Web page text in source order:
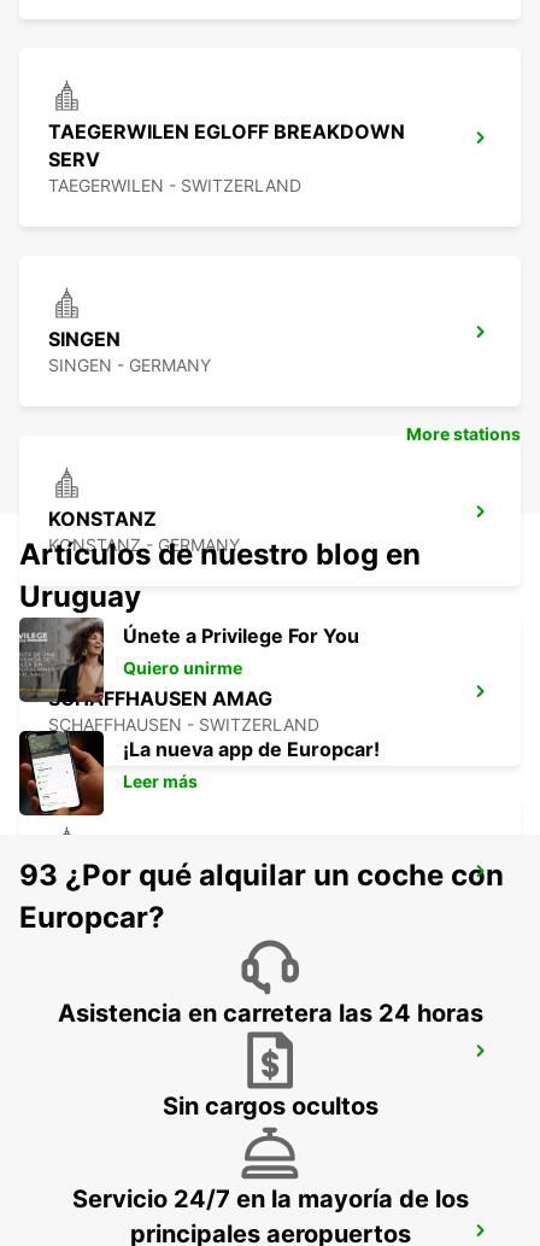
TAEGERWILEN EGLOFF BREAKDOWN
SERV
TAEGERWILEN - SWITZERLAND
SINGEN
SINGEN - GERMANY
KONSTANZ
KONSTANZ - GERMANY
SCHAFFHAUSEN AMAG
SCHAFFHAUSEN - SWITZERLAND
USTER AMAG
USTER - SWITZERLAND
KLOTEN - SWITZERLAND
BACHENBUELACH AMAG
More stations
Artículos de nuestro blog en
Uruguay
Únete a Privilege For You
Quiero unirme
¡La nueva app de Europcar!
Leer más
93 ¿Por qué alquilar un coche con
Europcar?
Asistencia en carretera las 24 horas
Sin cargos ocultos
Servicio 24/7 en la mayoría de los
principales aeropuertos